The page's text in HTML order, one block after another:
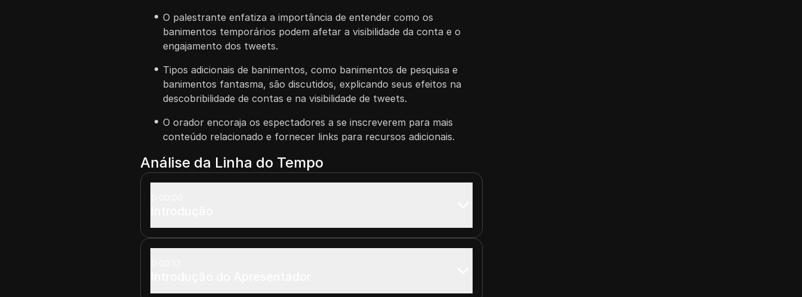
O palestrante enfatiza a importância de entender como os
banimentos temporários podem afetar a visibilidade da conta e o
engajamento dos tweets.
Tipos adicionais de banimentos, como banimentos de pesquisa e
banimentos fantasma, são discutidos, explicando seus efeitos na
descobribilidade de contas e na visibilidade de tweets.
O orador encoraja os espectadores a se inscreverem para mais
conteúdo relacionado e fornecer links para recursos adicionais.
Análise da Linha do Tempo